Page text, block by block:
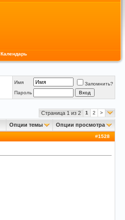
Календарь
Имя
Запомнить?
Пароль
Страница 1 из 2 1 2 >
Опции темы Опции просмотра
#1528